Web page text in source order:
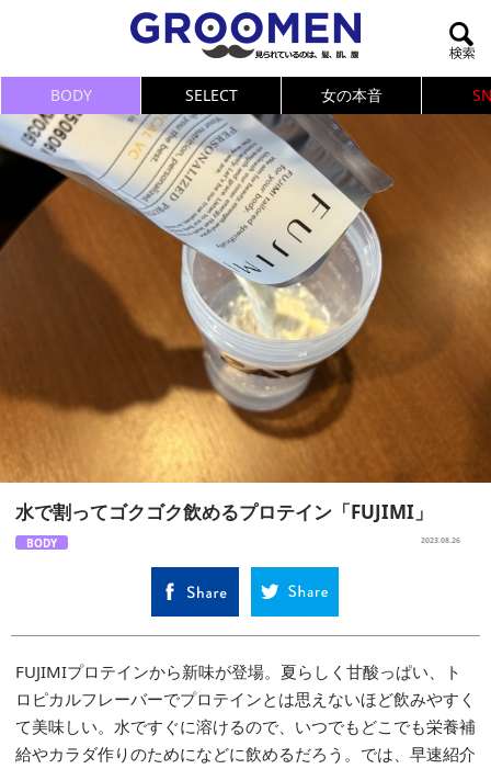
BODY SELECT 女の本音
水で割ってゴクゴク飲めるプロテイン「FUJIMI」
BODY 2023.08.26
FUJIMIプロテインから新味が登場。夏らしく甘酸っぱい、ト
ロピカルフレーバーでプロテインとは思えないほど飲みやすく
て美味しい。水ですぐに溶けるので、いつでもどこでも栄養補
給やカラダ作りのためになどに飲めるだろう。では、早速紹介